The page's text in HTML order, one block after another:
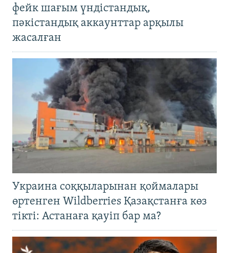
фейк шағым үндістандық,
пәкістандық аккаунттар арқылы
жасалған
Украина соққыларынан қоймалары
өртенген Wildberries Қазақстанға көз
тікті: Астанаға қауіп бар ма?